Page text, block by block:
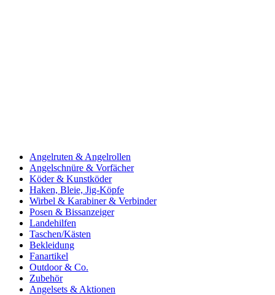
Angelruten & Angelrollen
Angelschnüre & Vorfächer
Köder & Kunstköder
Haken, Bleie, Jig-Köpfe
Wirbel & Karabiner & Verbinder
Posen & Bissanzeiger
Landehilfen
Taschen/Kästen
Bekleidung
Fanartikel
Outdoor & Co.
Zubehör
Angelsets & Aktionen